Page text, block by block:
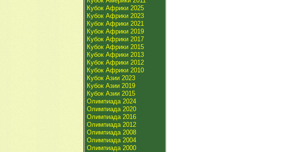
Кубок Африки 2025
Кубок Африки 2023
Кубок Африки 2021
Кубок Африки 2019
Кубок Африки 2017
Кубок Африки 2015
Кубок Африки 2013
Кубок Африки 2012
Кубок Африки 2010
Кубок Азии 2023
Кубок Азии 2019
Кубок Азии 2015
Олимпиада 2024
Олимпиада 2020
Олимпиада 2016
Олимпиада 2012
Олимпиада 2008
Олимпиада 2004
Олимпиада 2000